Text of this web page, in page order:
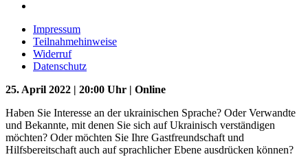
Impressum
Teilnahmehinweise
Widerruf
Datenschutz
25. April 2022 | 20:00 Uhr | Online
Haben Sie Interesse an der ukrainischen Sprache? Oder Verwandte
und Bekannte, mit denen Sie sich auf Ukrainisch verständigen
möchten? Oder möchten Sie Ihre Gastfreundschaft und
Hilfsbereitschaft auch auf sprachlicher Ebene ausdrücken können?